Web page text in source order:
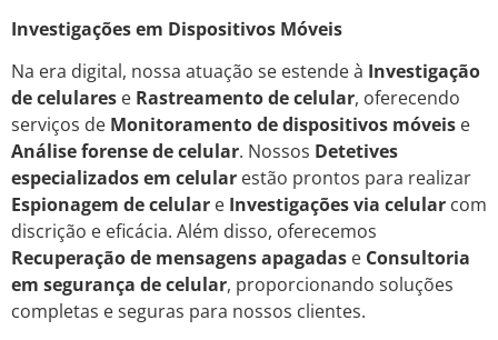
Investigações em Dispositivos Móveis
Na era digital, nossa atuação se estende à Investigação
de celulares e Rastreamento de celular, oferecendo
serviços de Monitoramento de dispositivos móveis e
Análise forense de celular. Nossos Detetives
especializados em celular estão prontos para realizar
Espionagem de celular e Investigações via celular com
discrição e eficácia. Além disso, oferecemos
Recuperação de mensagens apagadas e Consultoria
em segurança de celular, proporcionando soluções
completas e seguras para nossos clientes.